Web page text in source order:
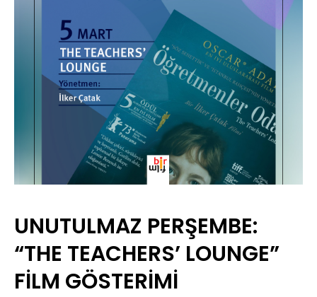
UNUTULMAZ PERŞEMBE:
“THE TEACHERS’ LOUNGE”
FİLM GÖSTERİMİ